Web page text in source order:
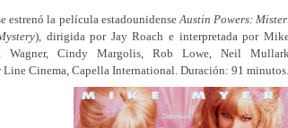
estrenó la película estadounidenseAustin Powers:
), dirigida por Jay Roach e interpretada por
Wagner, Cindy Margolis, Rob Lowe, Neil
Line Cinema, Capella International. Duración: 91 minutos.